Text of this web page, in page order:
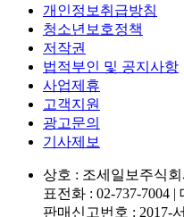
개인정보취급방침
청소년보호정책
저작권
법적부인 및 공지사항
사업제휴
고객지원
광고문의
기사제보
상호 : 조세일보주식회
표전화 : 02-737-7004
판매신고번호 : 2017-